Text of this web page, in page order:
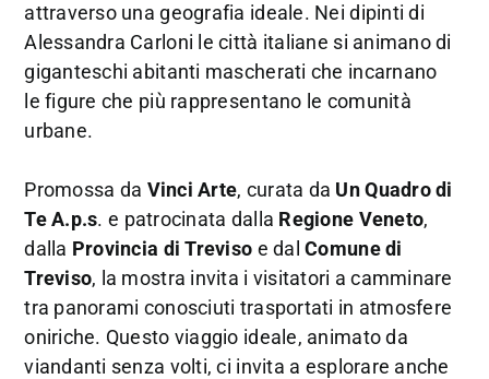
attraverso una geografia ideale. Nei dipinti di
Alessandra Carloni le città italiane si animano di
giganteschi abitanti mascherati che incarnano
le figure che più rappresentano le comunità
urbane.
Promossa da Vinci Arte, curata da Un Quadro di
Te A.p.s. e patrocinata dalla Regione Veneto,
dalla Provincia di Treviso e dalComune di
Treviso, la mostra invita i visitatori a camminare
tra panorami conosciuti trasportati in atmosfere
oniriche. Questo viaggio ideale, animato da
viandanti senza volti, ci invita a esplorare anche